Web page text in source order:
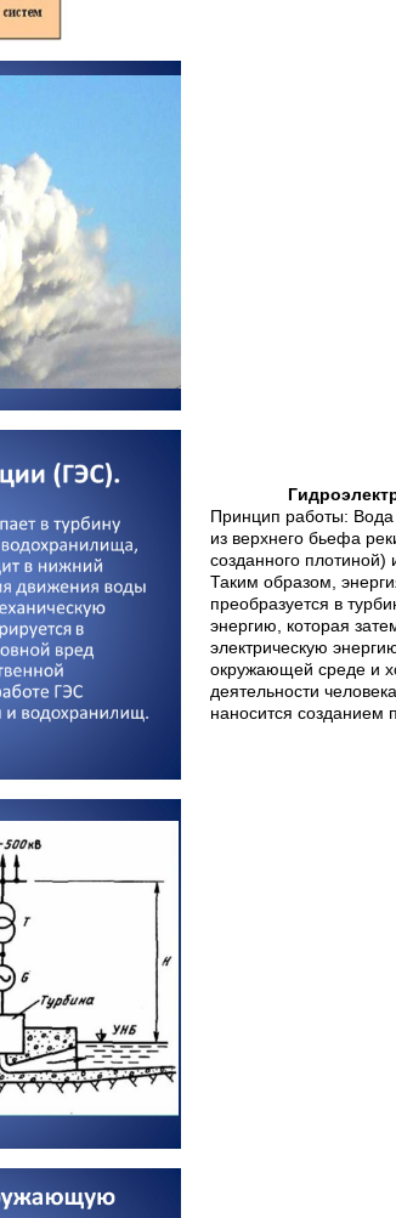
Принцип работы: Вода
из верхнего бьефа
созданного
Таким образом,
преобразуется в
энергию, которая
электрическую
окружающей среде и
деятельности
наносится созданием